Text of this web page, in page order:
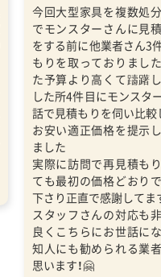
今回大型家具を複数処
でモンスターさんに見
をする前に他業者さん3
もりを取っておりまし
た予算より高くて躊躇
した所4件目にモンスタ
話で見積もりを伺い比
お安い適正価格を提示
ました
実際に訪問で再見積も
ても最初の価格どおり
下さり正直で感謝してま
スタッフさんの対応も
良くこちらにお世話に
知人にも勧められる業
思います！🤗